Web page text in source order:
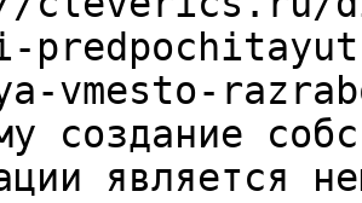
vmesto-
создание
является